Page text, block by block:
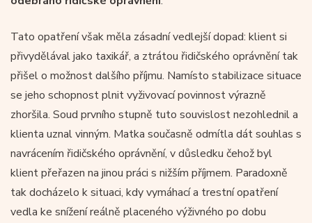
Tato opatření však měla zásadní vedlejší dopad: klient si
přivydělával jako taxikář, a ztrátou řidičského oprávnění tak
přišel o možnost dalšího příjmu. Namísto stabilizace situace
se jeho schopnost plnit vyživovací povinnost výrazně
zhoršila. Soud prvního stupně tuto souvislost nezohlednil a
klienta uznal vinným. Matka současně odmítla dát souhlas s
navrácením řidičského oprávnění, v důsledku čehož byl
klient přeřazen na jinou práci s nižším příjmem. Paradoxně
tak docházelo k situaci, kdy vymáhací a trestní opatření
vedla ke snížení reálně placeného výživného po dobu